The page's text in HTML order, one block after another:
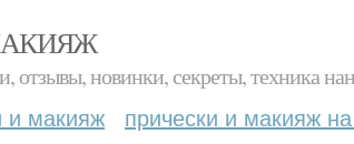
отзывы, новинки, секреты, техника
и макияж прически и макияж